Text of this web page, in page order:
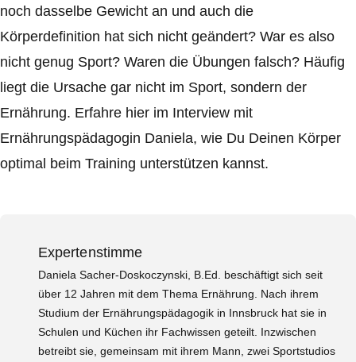
noch dasselbe Gewicht an und auch die
Körperdefinition hat sich nicht geändert? War es also
nicht genug Sport? Waren die Übungen falsch? Häufig
liegt die Ursache gar nicht im Sport, sondern der
Ernährung. Erfahre hier im Interview mit
Ernährungspädagogin Daniela, wie Du Deinen Körper
optimal beim Training unterstützen kannst.
Expertenstimme
Daniela Sacher-Doskoczynski, B.Ed. beschäftigt sich seit
über 12 Jahren mit dem Thema Ernährung. Nach ihrem
Studium der Ernährungspädagogik in Innsbruck hat sie in
Schulen und Küchen ihr Fachwissen geteilt. Inzwischen
betreibt sie, gemeinsam mit ihrem Mann, zwei Sportstudios